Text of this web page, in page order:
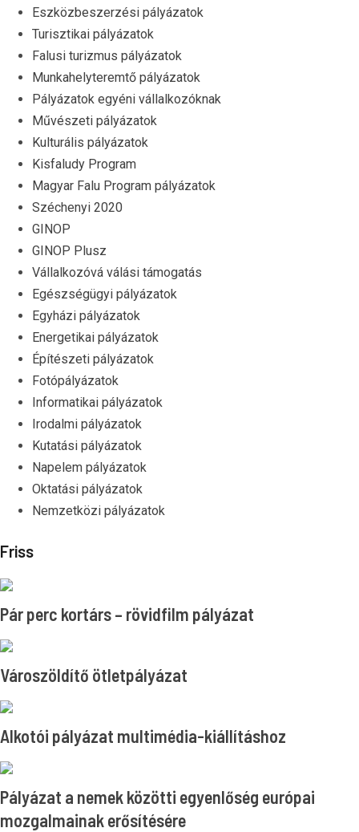
Eszközbeszerzési pályázatok
Turisztikai pályázatok
Falusi turizmus pályázatok
Munkahelyteremtő pályázatok
Pályázatok egyéni vállalkozóknak
Művészeti pályázatok
Kulturális pályázatok
Kisfaludy Program
Magyar Falu Program pályázatok
Széchenyi 2020
GINOP
GINOP Plusz
Vállalkozóvá válási támogatás
Egészségügyi pályázatok
Egyházi pályázatok
Energetikai pályázatok
Építészeti pályázatok
Fotópályázatok
Informatikai pályázatok
Irodalmi pályázatok
Kutatási pályázatok
Napelem pályázatok
Oktatási pályázatok
Nemzetközi pályázatok
Friss
Pár perc kortárs – rövidfilm pályázat
Városzöldítő ötletpályázat
Alkotói pályázat multimédia-kiállításhoz
Pályázat a nemek közötti egyenlőség európai
mozgalmainak erősítésére